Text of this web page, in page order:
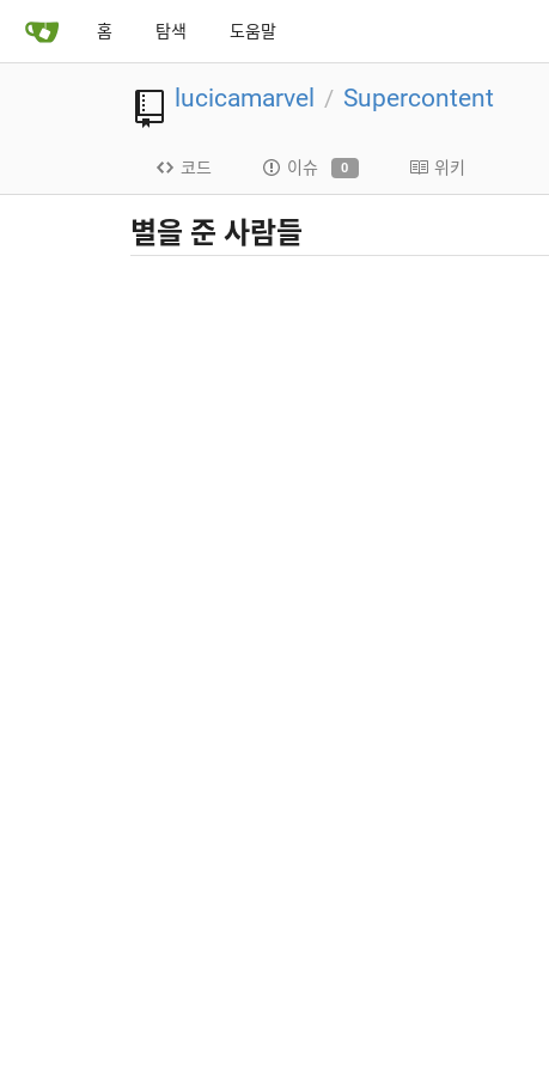
홈 탐색 도움말
lucicamarvel / Supercontent
코드 이슈 0 위키
별을 준 사람들